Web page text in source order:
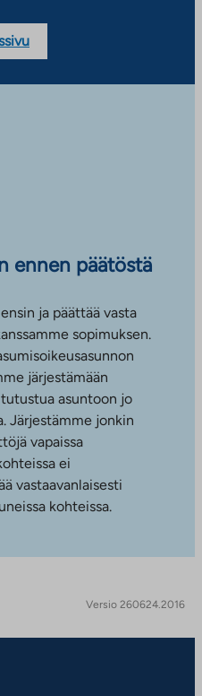
ennen päätöstä
ja päättää vasta
sopimuksen.
järjestämään
asuntoon jo
Järjestämme jonkin
vapaissa
ei
vastaavanlaisesti
kohteissa.
Versio 260624.2016